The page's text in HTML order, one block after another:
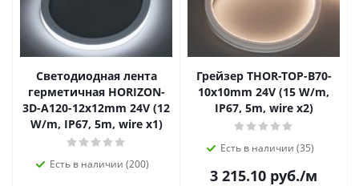
Светодиодная лента
герметичная HORIZON-
3D-А120-12x12mm 24V (12
W/m, IP67, 5m, wire x1)
Есть в наличии (200)
Грейзер THOR-TOP-B70-
10x10mm 24V (15 W/m,
IP67, 5m, wire x2)
Есть в наличии (35)
3 215.10 руб./м